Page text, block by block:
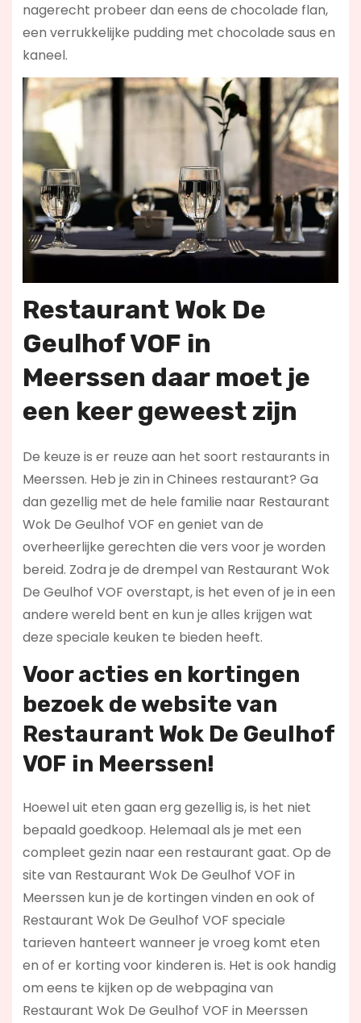
nagerecht probeer dan eens de chocolade flan,
een verrukkelijke pudding met chocolade saus en
kaneel.
Restaurant Wok De
Geulhof VOF in
Meerssen daar moet je
een keer geweest zijn
De keuze is er reuze aan het soort restaurants in
Meerssen. Heb je zin in Chinees restaurant? Ga
dan gezellig met de hele familie naar Restaurant
Wok De Geulhof VOF en geniet van de
overheerlijke gerechten die vers voor je worden
bereid. Zodra je de drempel van Restaurant Wok
De Geulhof VOF overstapt, is het even of je in een
andere wereld bent en kun je alles krijgen wat
deze speciale keuken te bieden heeft.
Voor acties en kortingen
bezoek de website van
Restaurant Wok De Geulhof
VOF in Meerssen!
Hoewel uit eten gaan erg gezellig is, is het niet
bepaald goedkoop. Helemaal als je met een
compleet gezin naar een restaurant gaat. Op de
site van Restaurant Wok De Geulhof VOF in
Meerssen kun je de kortingen vinden en ook of
Restaurant Wok De Geulhof VOF speciale
tarieven hanteert wanneer je vroeg komt eten
en of er korting voor kinderen is. Het is ook handig
om eens te kijken op de webpagina van
Restaurant Wok De Geulhof VOF in Meerssen